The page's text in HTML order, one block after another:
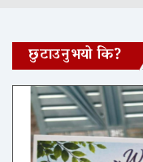
छुटाउनुभयो कि?